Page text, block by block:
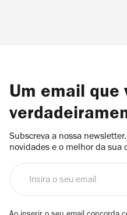
Um email que
Subscreva a nossa
novidades e o melhor da sua
email